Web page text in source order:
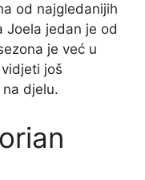
od najgledanijih
Joela jedan je od
je već u
još
djelu.